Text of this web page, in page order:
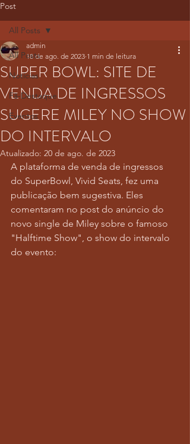
Post
All Posts
Notícias
Fã-Destaque
Eventos
All Posts
SUPER BOWL: SITE DE
VENDA DE INGRESSOS
SUGERE MILEY NO SHOW
DO INTERVALO
admin
18 de ago. de 2023 1 min de leitura
Atualizado: 20 de ago. de 2023
A plataforma de venda de ingressos
do SuperBowl, Vivid Seats, fez uma
publicação bem sugestiva. Eles
comentaram no post do anúncio do
novo single de Miley sobre o famoso
"Halftime Show", o show do intervalo
do evento: